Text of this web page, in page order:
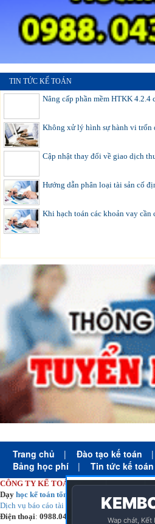
TIN TỨC KẾ TOÁN
Nâng cấp phần mềm HTKK 4.2.4
Không xử lý hình sự hành vi trốn
Cập nhật thay đổi về giao dịch
Hướng dẫn phân loại tài sản cố
Khi hạch toán các khoản vay cần
Trang chủ | Đào tạo kế toán |
Bảng học phí
| Tin tức kế toán
CÔNG TY KẾ TOÁN HÀ NỘI
Dạy học kế toán tổng hợp
Dịch vụ báo cáo tài chính
chuyên nghiệp uy
Điện thoại: 0988.043.053